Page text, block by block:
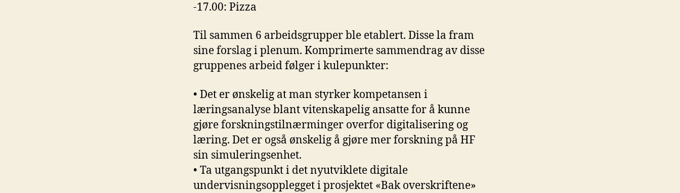
-17.00: Pizza
Til sammen 6 arbeidsgrupper ble etablert. Disse la fram
sine forslag i plenum. Komprimerte sammendrag av disse
gruppenes arbeid følger i kulepunkter:
• Det er ønskelig at man styrker kompetansen i
læringsanalyse blant vitenskapelig ansatte for å kunne
gjøre forskningstilnærminger overfor digitalisering og
læring. Det er også ønskelig å gjøre mer forskning på HF
sin simuleringsenhet.
• Ta utgangspunkt i det nyutviklete digitale
undervisningsopplegget i prosjektet «Bak overskriftene»